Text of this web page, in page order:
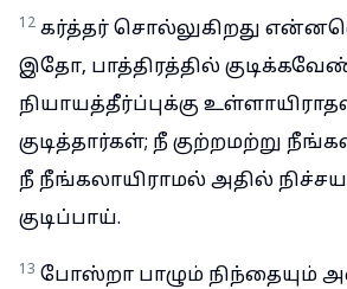
12 கர்த்தர் சொல்லுகிறது
இதோ, பாத்திரத்தில்
நியாயத்தீர்ப்புக்கு
குடித்தார்கள்; நீ குற்றமற்று
நீ நீங்கலாயிராமல் அதில்
குடிப்பாய்.
13 போஸ்றா பாழும் நிந்தையும்